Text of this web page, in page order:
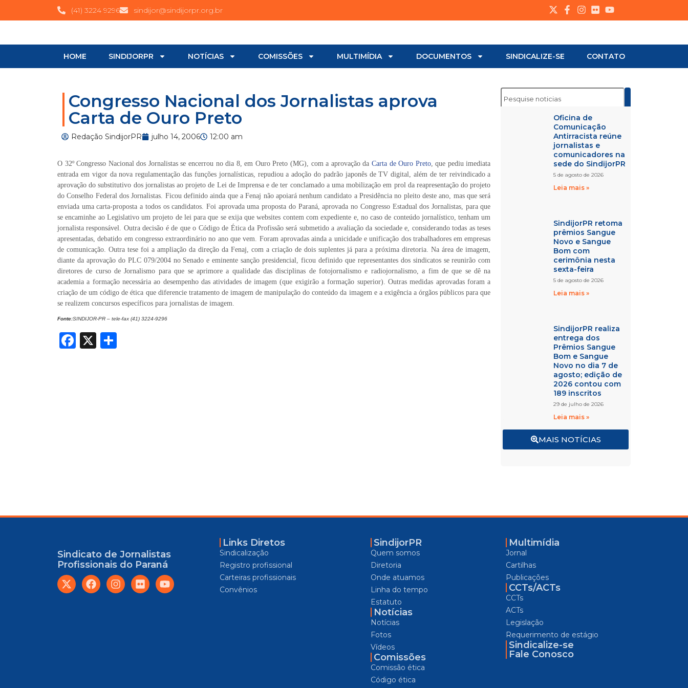
(41) 3224 9296 sindijor@sindijorpr.org.br
HOME SINDIJORPR NOTÍCIAS COMISSÕES MULTIMÍDIA DOCUMENTOS SINDICALIZE-SE CONTATO
Congresso Nacional dos Jornalistas aprova
Carta de Ouro Preto
Redação SindijorPR julho 14, 2006 12:00 am
O 32º Congresso Nacional dos Jornalistas se encerrou no dia 8,em Ouro Preto (MG), com a aprovação da Carta de Ouro Preto, que pediu imediata
entrada em vigor da nova regulamentação das funções jornalísticas, repudiou a adoção do padrão japonês de TV digital, além de ter reivindicado a
aprovação do substitutivo dos jornalistas ao projeto de Lei de Imprensa e de ter conclamado a uma mobilização em prol da reapresentação do projeto
do Conselho Federal dos Jornalistas. Ficou definido ainda que a Fenaj não apoiará nenhum candidato a Presidência no pleito deste ano, mas que será
enviada uma carta-proposta a todos os candidatos. Foi aprovada uma proposta do Paraná, aprovada no Congresso Estadual dos Jornalistas, para que
se encaminhe ao Legislativo um projeto de lei para que se exija que websites contem com expediente e, no caso de conteúdo jornalístico, tenham um
jornalista responsável. Outra decisão é de que o Código de Ética da Profissão será submetido a avaliação da sociedade e, considerando todas as teses
apresentadas, debatido em congresso extraordinário no ano que vem. Foram aprovadas ainda a unicidade e unificação dos trabalhadores em empresas
de comunicação. Outra tese foi a ampliação da direção da Fenaj, com a criação de dois suplentes já para a próxima diretoria. Na área de imagem,
diante da aprovação do PLC 079/2004 no Senado e eminente sanção presidencial, ficou definido que representantes dos sindicatos se reunirão com
diretores de curso de Jornalismo para que se aprimore a qualidade das disciplinas de fotojornalismo e radiojornalismo, a fim de que se dê na
academia a formação necessária ao desempenho das atividades de imagem (que exigirão a formação superior). Outras medidas aprovadas foram a
criação de um código de ética que diferencie tratamento de imagem de manipulação do conteúdo da imagem e a exigência a órgãos públicos para que
se realizem concursos específicos para jornalistas de imagem.
Fonte:SINDIJOR-PR – tele-fax (41) 3224-9296
Facebook
X
Oficina de
Comunicação
Antirracista reúne
jornalistas e
comunicadores na
sede do SindijorPR
5 de agosto de 2026
Leia mais »
SindijorPR retoma
prêmios Sangue
Novo e Sangue
Bom com
cerimônia nesta
sexta-feira
5 de agosto de 2026
Leia mais »
SindijorPR realiza
entrega dos
Prêmios Sangue
Bom e Sangue
Novo no dia 7 de
agosto; edição de
2026 contou com
189 inscritos
29 de julho de 2026
Leia mais »
MAIS NOTÍCIAS
Sindicato de Jornalistas
Profissionais do Paraná
Links Diretos
Sindicalização
Registro profissional
Carteiras profissionais
Convênios
SindijorPR
Quem somos
Diretoria
Onde atuamos
Linha do tempo
Estatuto
Notícias
Notícias
Fotos
Vídeos
Comissões
Comissão ética
Código ética
Multimídia
Jornal
Cartilhas
Publicações
CCTs/ACTs
CCTs
ACTs
Legislação
Requerimento de estágio
Sindicalize-se
Fale Conosco